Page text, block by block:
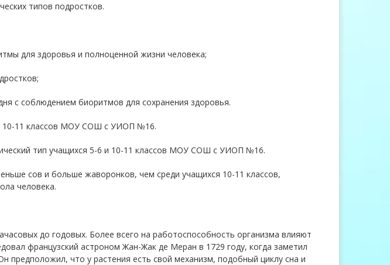
типов подростков.
для здоровья и полноценной жизни человека;
с соблюдением биоритмов для сохранения здоровья.
10-11 классов МОУ СОШ с УИОП №16.
тип учащихся 5-6 и 10-11 классов МОУ СОШ с УИОП №16.
сов и больше жаворонков, чем среди учащихся 10-11 классов,
человека.
до годовых. Более всего на работоспособность организма влияют
французский астроном Жан-Жак де Меран в 1729 году, когда заметил
предположил, что у растения есть свой механизм, подобный циклу сна и